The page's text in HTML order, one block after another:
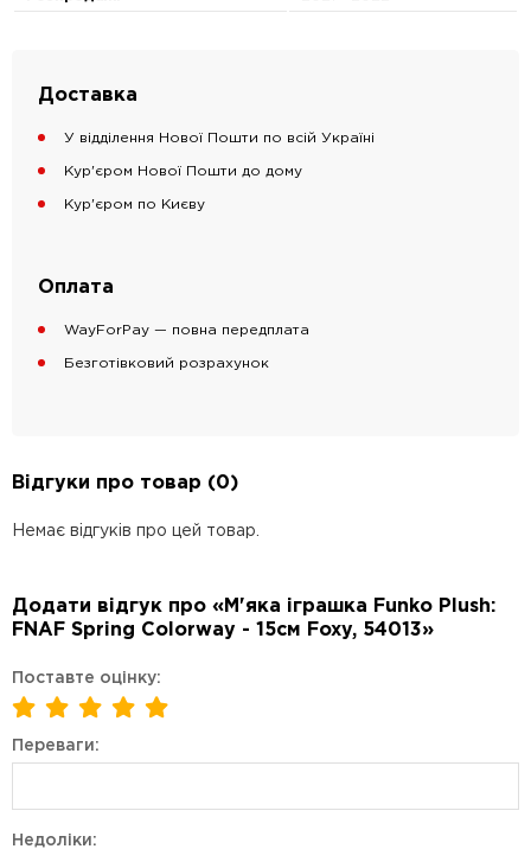
Доставка
У відділення Нової Пошти по всій Україні
Кур'єром Нової Пошти до дому
Кур'єром по Києву
Оплата
WayForPay — повна передплата
Безготівковий розрахунок
Відгуки про товар (0)
Немає відгуків про цей товар.
Додати відгук про «М'яка іграшка Funko Plush:
FNAF Spring Colorway - 15см Foxy, 54013»
Поставте оцінку:
Переваги:
Недоліки: